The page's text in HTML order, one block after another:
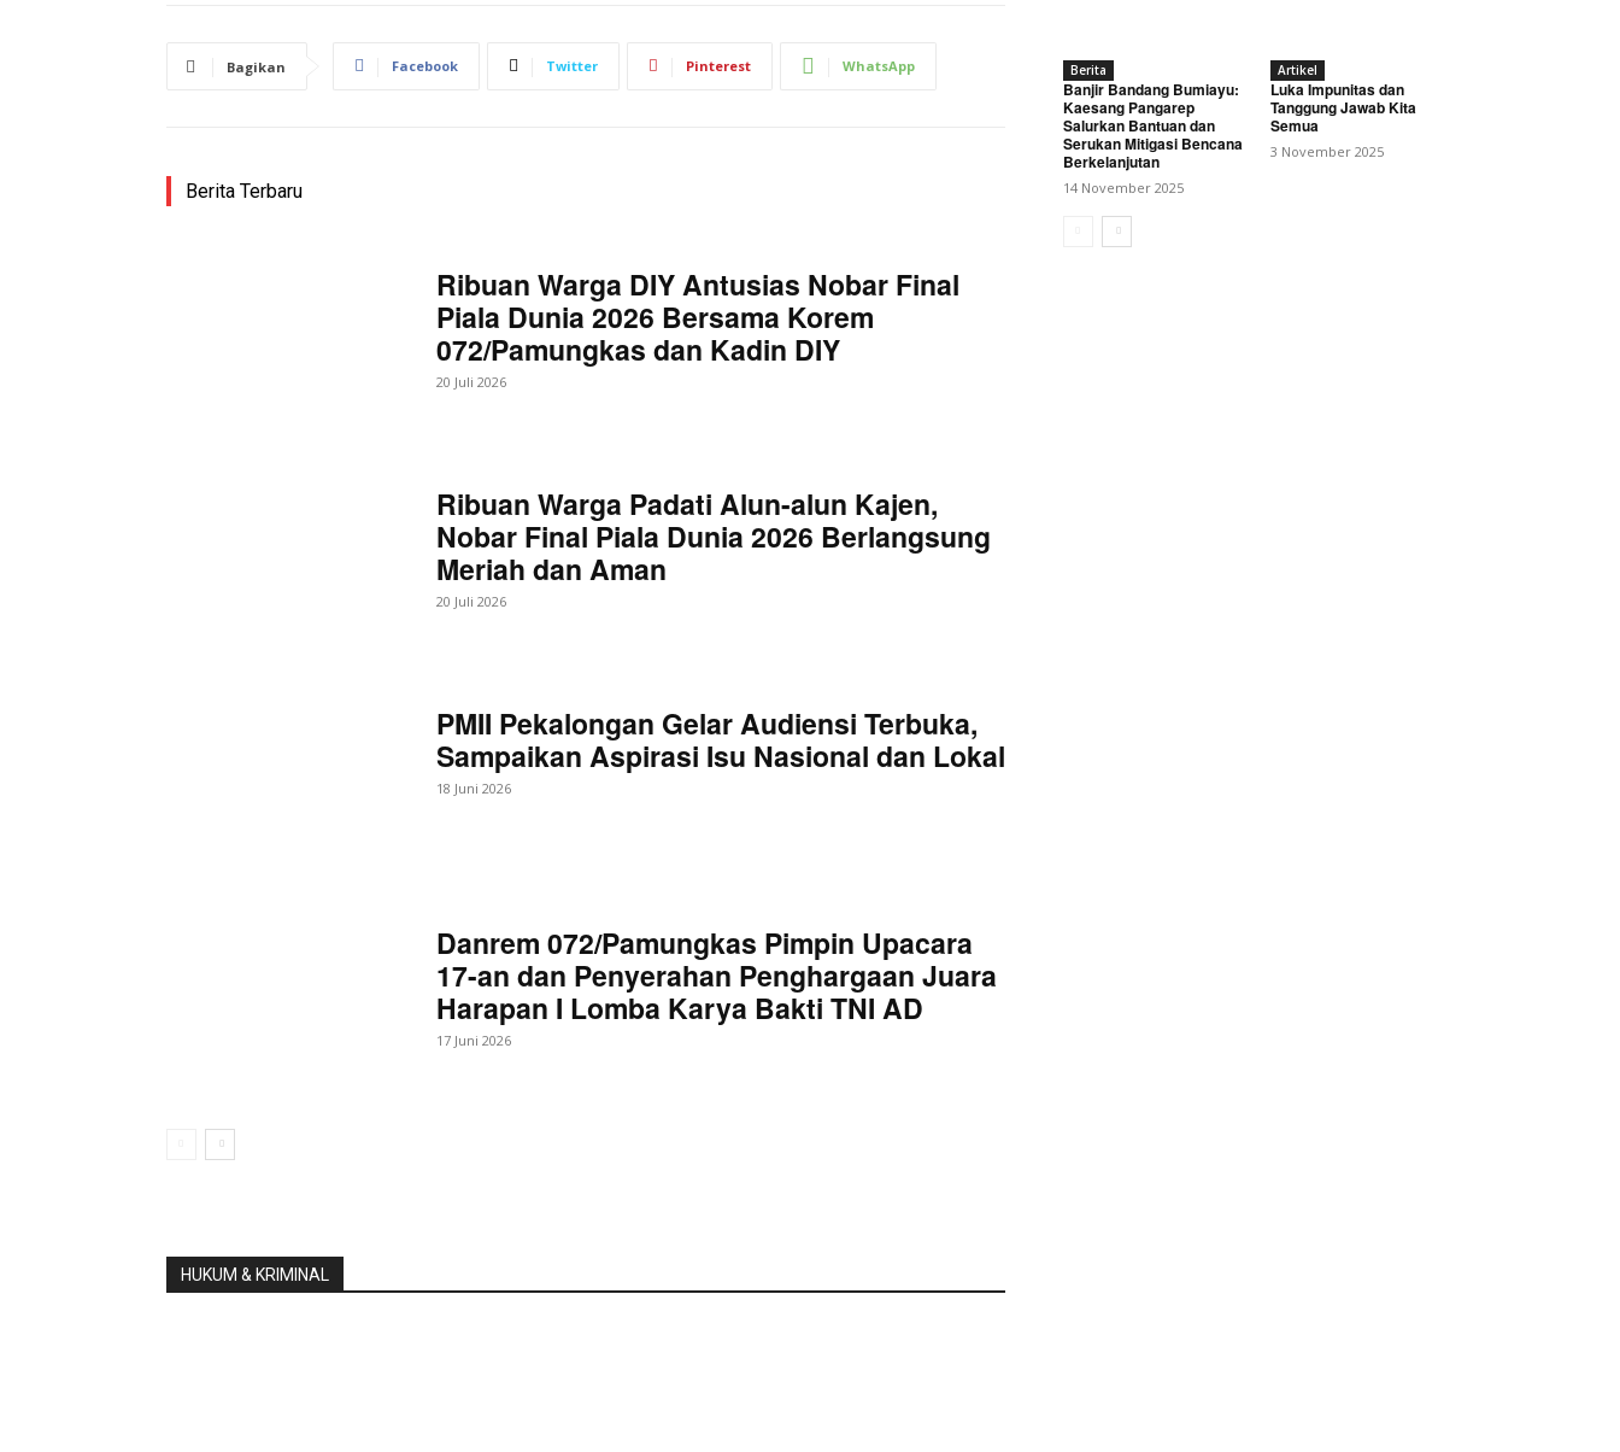
Bagikan Facebook Twitter Pinterest WhatsApp
Berita Terbaru
Ribuan Warga DIY Antusias Nobar Final
Piala Dunia 2026 Bersama Korem
072/Pamungkas dan Kadin DIY
20 Juli 2026
Ribuan Warga Padati Alun-alun Kajen,
Nobar Final Piala Dunia 2026 Berlangsung
Meriah dan Aman
20 Juli 2026
PMII Pekalongan Gelar Audiensi Terbuka,
Sampaikan Aspirasi Isu Nasional dan Lokal
18 Juni 2026
Danrem 072/Pamungkas Pimpin Upacara
17-an dan Penyerahan Penghargaan Juara
Harapan I Lomba Karya Bakti TNI AD
17 Juni 2026
HUKUM & KRIMINAL
Berita
Banjir Bandang Bumiayu:
Kaesang Pangarep
Salurkan Bantuan dan
Serukan Mitigasi Bencana
Berkelanjutan
14 November 2025
Artikel
Luka Impunitas dan
Tanggung Jawab Kita
Semua
3 November 2025